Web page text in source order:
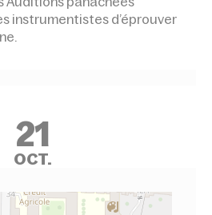
instrumentistes d’éprouver
21
OCT.